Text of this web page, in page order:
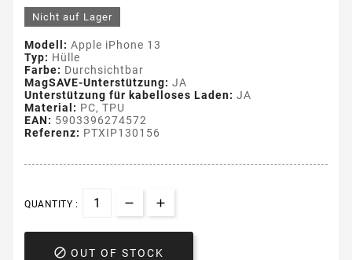
Nicht auf Lager
Modell: Apple iPhone 13
Typ: Hülle
Farbe: Durchsichtbar
MagSAVE-Unterstützung: JA
Unterstützung für kabelloses Laden: JA
Material: PC, TPU
EAN: 5903396274572
Referenz: PTXIP130156
QUANTITY :
 OUT OF STOCK